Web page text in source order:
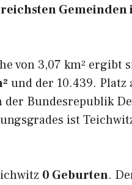
von 3,07 km² ergibt
und der 10.439.
der Bundesrepublik
ist
0 Geburten.